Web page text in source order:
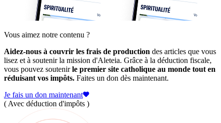
Vous aimez notre contenu ?
Aidez-nous à couvrir les frais de production des articles que vous
lisez et à soutenir la mission d'Aleteia. Grâce à la déduction fiscale,
vous pouvez soutenirle premier site catholique au monde tout en
réduisant vos impôts. Faites un don dès maintenant.
Je fais un don maintenant
( Avec déduction d'impôts )